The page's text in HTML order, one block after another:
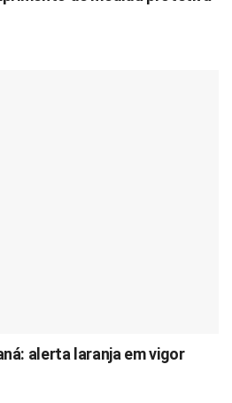
alerta laranja em vigor